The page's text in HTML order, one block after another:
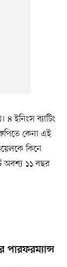
৪ ইনিংস ব্যাটিং
কেনা এই
কিনে
অবশ্য ১১ বছর
পারফরম্যান্স